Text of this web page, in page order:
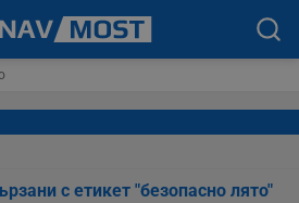
с етикет "безопасно лято"